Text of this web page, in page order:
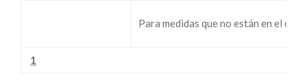
Para medidas que no están en el
1